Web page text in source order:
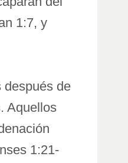
1:7, y
después de
Aquellos
1:21-